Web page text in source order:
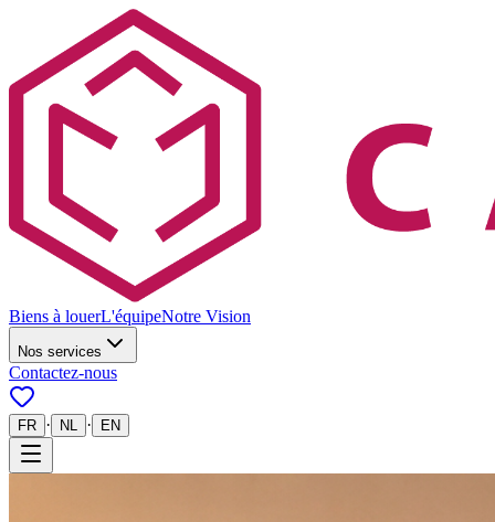
Biens à louerL'équipeNotre Vision
Nos services
Contactez-nous
FR · NL · EN